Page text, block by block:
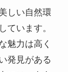
しい自然環
ています。
魅力は高く
発見がある